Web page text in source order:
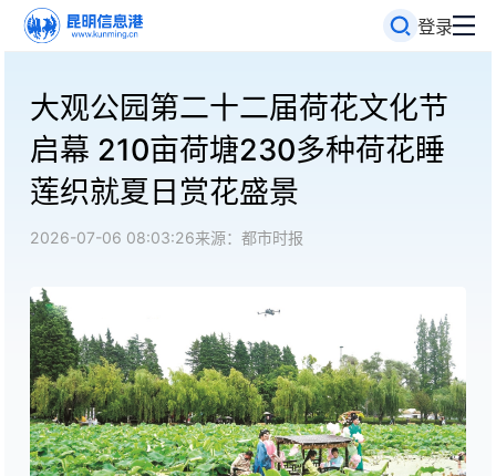
登录
大观公园第二十二届荷花文化节
启幕 210亩荷塘230多种荷花睡
莲织就夏日赏花盛景
2026-07-06 08:03:26来源：都市时报